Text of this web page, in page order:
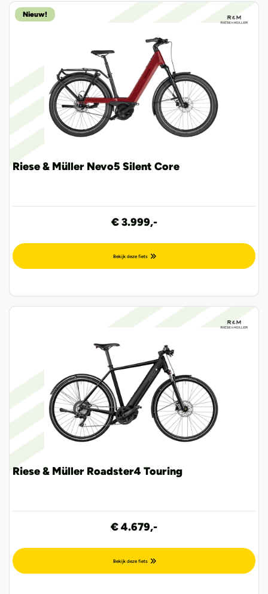
Riese & Müller Nevo5 Silent Core
€ 3.999,-
Bekijk deze fiets
Nieuw!
Riese & Müller Roadster4 Touring
€ 4.679,-
Bekijk deze fiets